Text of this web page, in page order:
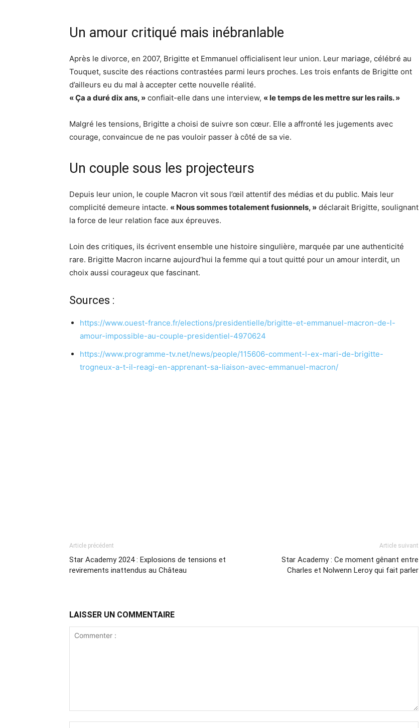
Un amour critiqué mais inébranlable
Après le divorce, en 2007, Brigitte et Emmanuel officialisent leur union. Leur mariage, célébré au
Touquet, suscite des réactions contrastées parmi leurs proches. Les trois enfants de Brigitte ont
d’ailleurs eu du mal à accepter cette nouvelle réalité.
« Ça a duré dix ans, » confiait-elle dans une interview, « le temps de les mettre sur les rails. »
Malgré les tensions, Brigitte a choisi de suivre son cœur. Elle a affronté les jugements avec
courage, convaincue de ne pas vouloir passer à côté de sa vie.
Un couple sous les projecteurs
Depuis leur union, le couple Macron vit sous l’œil attentif des médias et du public. Mais leur
complicité demeure intacte. « Nous sommes totalement fusionnels, » déclarait Brigitte, soulignant
la force de leur relation face aux épreuves.
Loin des critiques, ils écrivent ensemble une histoire singulière, marquée par une authenticité
rare. Brigitte Macron incarne aujourd’hui la femme qui a tout quitté pour un amour interdit, un
choix aussi courageux que fascinant.
Sources :
https://www.ouest-france.fr/elections/presidentielle/brigitte-et-emmanuel-macron-de-l-
amour-impossible-au-couple-presidentiel-4970624
https://www.programme-tv.net/news/people/115606-comment-l-ex-mari-de-brigitte-
trogneux-a-t-il-reagi-en-apprenant-sa-liaison-avec-emmanuel-macron/
Article précédent
Star Academy 2024 : Explosions de tensions et
revirements inattendus au Château
Article suivant
Star Academy : Ce moment gênant entre
Charles et Nolwenn Leroy qui fait parler
LAISSER UN COMMENTAIRE